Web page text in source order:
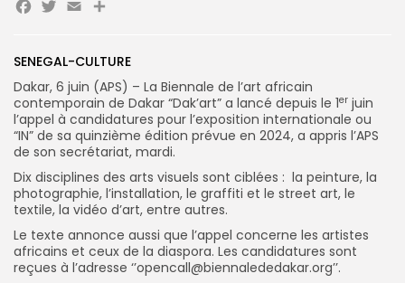
FR
SENEGAL-CULTURE
Dakar, 6 juin (APS) – La Biennale de l’art africain
contemporain de Dakar “Dak’art” a lancé depuis le 1er juin
l’appel à candidatures pour l’exposition internationale ou
“IN” de sa quinzième édition prévue en 2024, a appris l’APS
de son secrétariat, mardi.
Dix disciplines des arts visuels sont ciblées : la peinture, la
photographie, l’installation, le graffiti et le street art, le
textile, la vidéo d’art, entre autres.
Le texte annonce aussi que l’appel concerne les artistes
africains et ceux de la diaspora. Les candidatures sont
reçues à l’adresse ‘’opencall@biennalededakar.org’’.
Facebook
Twitter
EmailPartager